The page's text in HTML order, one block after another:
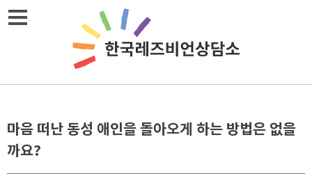
Skip
마음 떠난 동성 애인을 돌아오게 하는 방법은 없을
까요?